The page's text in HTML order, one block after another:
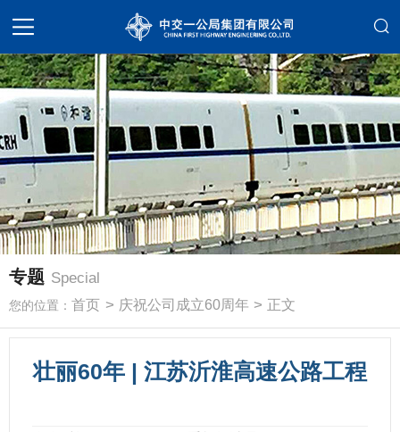
专题 Special
您的位置： 首页 > 庆祝公司成立60周年 > 正文
壮丽60年 | 江苏沂淮高速公路工程